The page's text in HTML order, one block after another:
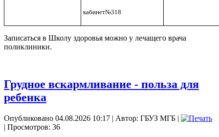
кабинет№318
Записаться в Школу здоровья можно у лечащего врача
поликлиники.
Грудное вскармливание - польза для
ребенка
Опубликовано 04.08.2026 10:17 | Автор: ГБУЗ МГБ |
| Просмотров: 36